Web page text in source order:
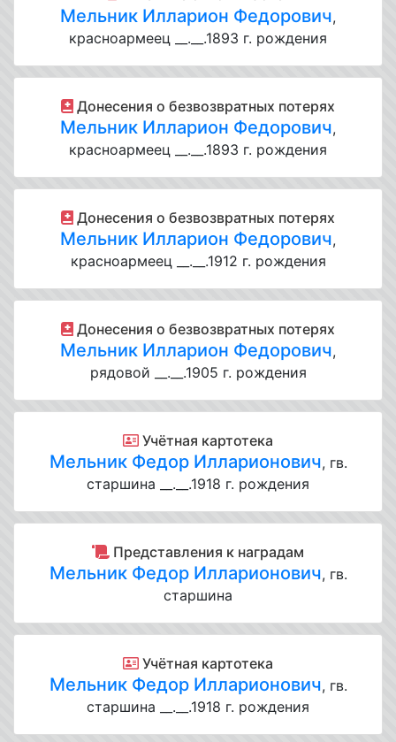
Мельник Илларион Федорович,
красноармеец __.__.1893 г. рождения
Донесения о безвозвратных потерях
Мельник Илларион Федорович,
красноармеец __.__.1893 г. рождения
Донесения о безвозвратных потерях
Мельник Илларион Федорович,
красноармеец __.__.1912 г. рождения
Донесения о безвозвратных потерях
Мельник Илларион Федорович,
рядовой __.__.1905 г. рождения
Учётная картотека
Мельник Федор Илларионович, гв.
старшина __.__.1918 г. рождения
Представления к наградам
Мельник Федор Илларионович, гв.
старшина
Учётная картотека
Мельник Федор Илларионович, гв.
старшина __.__.1918 г. рождения